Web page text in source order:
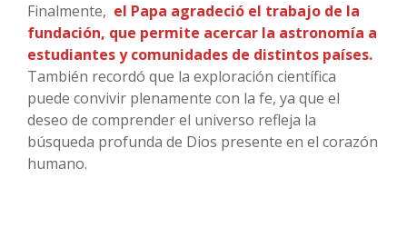
Finalmente, el Papa agradeció el trabajo de la
fundación, que permite acercar la astronomía a
estudiantes y comunidades de distintos países.
También recordó que la exploración científica
puede convivir plenamente con la fe, ya que el
deseo de comprender el universo refleja la
búsqueda profunda de Dios presente en el corazón
humano.